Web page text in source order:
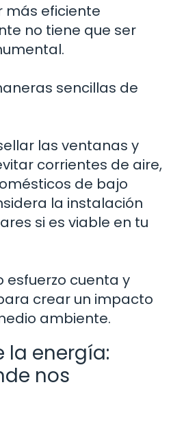
más eficiente
no tiene que ser
sencillas de
las ventanas y
corrientes de aire,
de bajo
la instalación
si es viable en tu
esfuerzo cuenta y
crear un impacto
ambiente.
la energía:
nos